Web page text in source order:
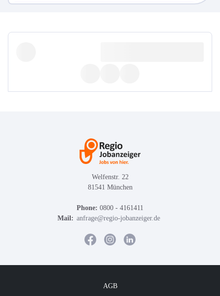
Welfenstr. 22
81541 München
Phone: 0800 - 4161411
Mail: anfrage@regio-jobanzeiger.de
AGB